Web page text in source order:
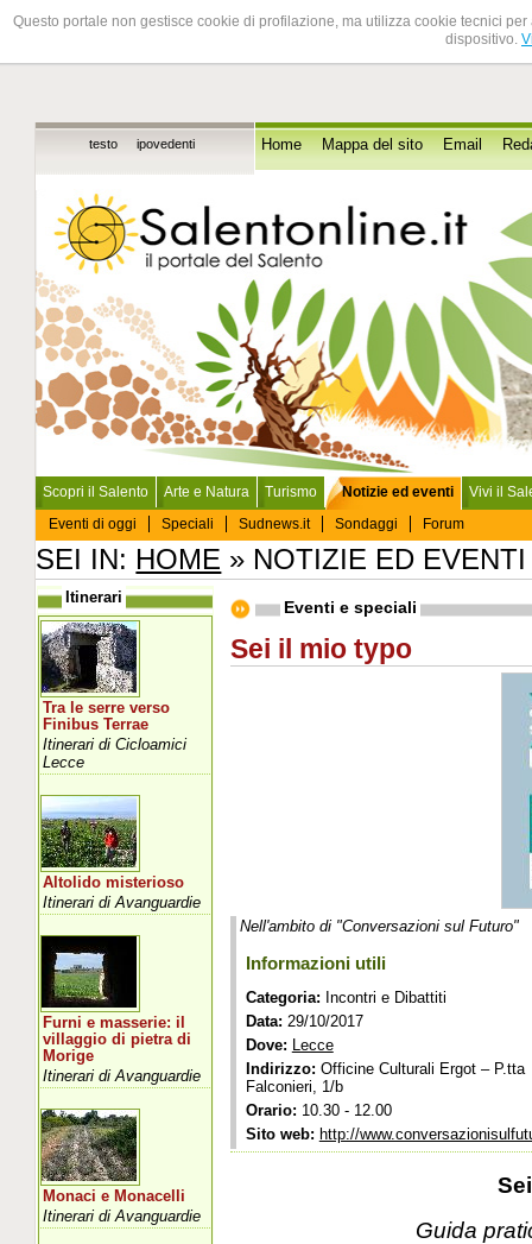
Questo portale non gestisce cookie di profilazione, ma utilizza cookie tecnici
dispositivo.
testo ipovedenti Home Mappa del sito Email
Scopri il Salento Arte e Natura Turismo
Notizie ed eventi
Eventi di oggi
Speciali Sudnews.it Sondaggi Forum
Vivi il
SEI IN: HOME » NOTIZIE ED
Eventi e speciali
Sei il mio typo
Nell'ambito di "Conversazioni sul Futuro"
Informazioni utili
Categoria: Incontri e Dibattiti
Data: 29/10/2017
Dove: Lecce
Indirizzo: Officine Culturali Ergot – P.tta
Falconieri, 1/b
Orario: 10.30 - 12.00
Sito web: http://
Guida
Itinerari
Tra le serre verso
Finibus Terrae
Itinerari di Cicloamici
Lecce
Altolido misterioso
Itinerari di Avanguardie
Furni e masserie: il
villaggio di pietra di
Morige
Itinerari di Avanguardie
Monaci e Monacelli
Itinerari di Avanguardie